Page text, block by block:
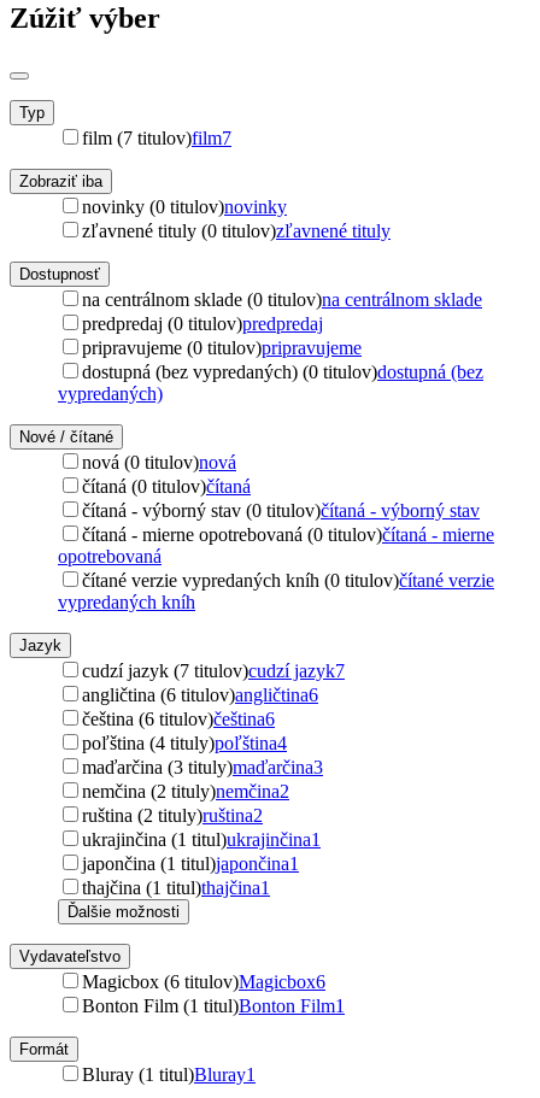
Zúžiť výber
Typ
film (7 titulov)film7
Zobraziť iba
novinky (0 titulov)novinky
zľavnené tituly (0 titulov)zľavnené tituly
Dostupnosť
na centrálnom sklade (0 titulov)na centrálnom sklade
predpredaj (0 titulov)predpredaj
pripravujeme (0 titulov)pripravujeme
dostupná (bez vypredaných) (0 titulov)dostupná (bez
vypredaných)
Nové / čítané
nová (0 titulov)nová
čítaná (0 titulov)čítaná
čítaná - výborný stav (0 titulov)čítaná - výborný stav
čítaná - mierne opotrebovaná (0 titulov)čítaná - mierne
opotrebovaná
čítané verzie vypredaných kníh (0 titulov)čítané verzie
vypredaných kníh
Jazyk
cudzí jazyk (7 titulov)cudzí jazyk7
angličtina (6 titulov)angličtina6
čeština (6 titulov)čeština6
poľština (4 tituly)poľština4
maďarčina (3 tituly)maďarčina3
nemčina (2 tituly)nemčina2
ruština (2 tituly)ruština2
ukrajinčina (1 titul)ukrajinčina1
japončina (1 titul)japončina1
thajčina (1 titul)thajčina1
Ďalšie možnosti
Vydavateľstvo
Magicbox (6 titulov)Magicbox6
Bonton Film (1 titul)Bonton Film1
Formát
Bluray (1 titul)Bluray1